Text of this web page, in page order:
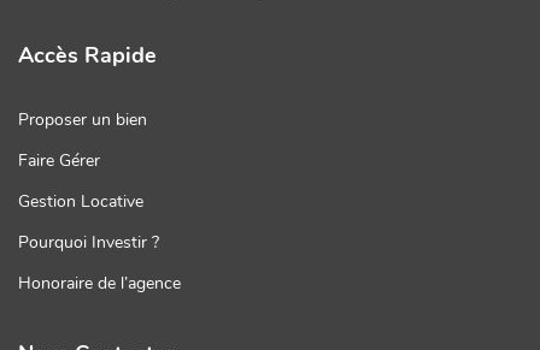
Accès Rapide
Proposer un bien
Faire Gérer
Gestion Locative
Pourquoi Investir ?
Honoraire de l’agence